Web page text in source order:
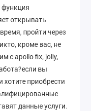
функция
открывать
пройти через
кроме вас, не
с apollo fix, jolly,
вы
приобрести
данные услуги.